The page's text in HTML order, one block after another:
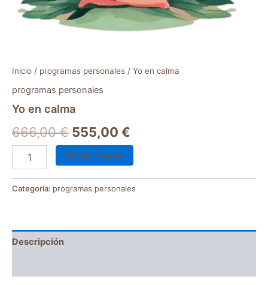
Inicio / programas personales / Yo en calma
programas personales
Yo en calma
666,00€ 555,00 €
Enviar Ahora
Categoría: programas personales
Descripción